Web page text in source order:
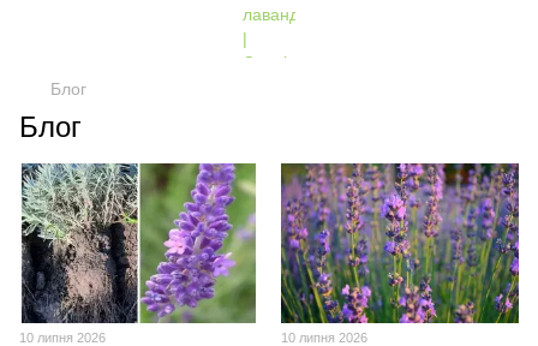
Блог
Блог
10 липня 2026 10 липня 2026